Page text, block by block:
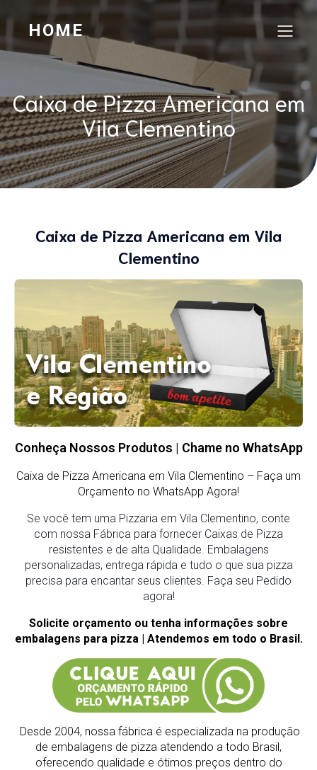
HOME
Caixa de Pizza Americana em
Vila Clementino
Caixa de Pizza Americana em Vila
Clementino
Conheça Nossos Produtos | Chame no WhatsApp
Caixa de Pizza Americana em Vila Clementino – Faça um
Orçamento no WhatsApp Agora!
Se você tem uma Pizzaria em Vila Clementino, conte
com nossa Fábrica para fornecer Caixas de Pizza
resistentes e de alta Qualidade. Embalagens
personalizadas, entrega rápida e tudo o que sua pizza
precisa para encantar seus clientes. Faça seu Pedido
agora!
Solicite orçamento ou tenha informações sobre
embalagens para pizza | Atendemos em todo o Brasil.
Desde 2004, nossa fábrica é especializada na produção
de embalagens de pizza atendendo a todo Brasil,
oferecendo qualidade e ótimos preços dentro do